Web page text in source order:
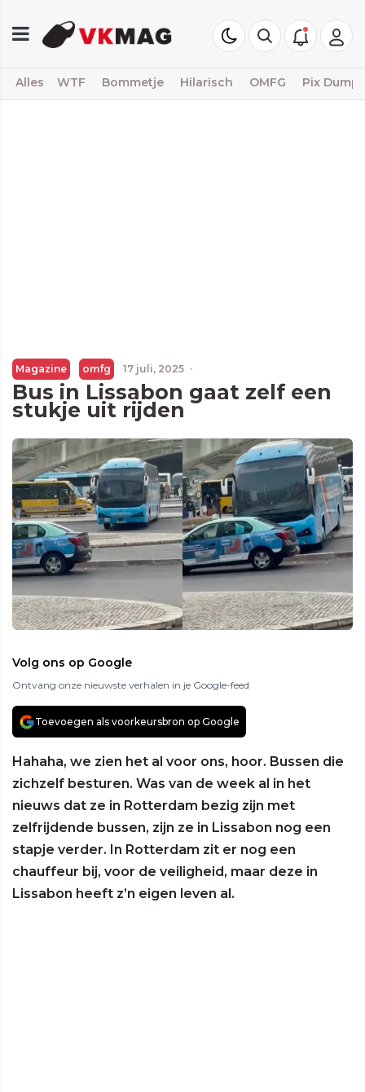
Alles WTF Bommetje Hilarisch OMFG Pix Dump
Magazine omfg 17 juli, 2025 ·
Bus in Lissabon gaat zelf een
stukje uit rijden
Volg ons op Google
Ontvang onze nieuwste verhalen in je Google-feed
Toevoegen als voorkeursbron op Google
Hahaha, we zien het al voor ons, hoor. Bussen die
zichzelf besturen. Was van de week al in het
nieuws dat ze in Rotterdam bezig zijn met
zelfrijdende bussen, zijn ze in Lissabon nog een
stapje verder. In Rotterdam zit er nog een
chauffeur bij, voor de veiligheid, maar deze in
Lissabon heeft z’n eigen leven al.